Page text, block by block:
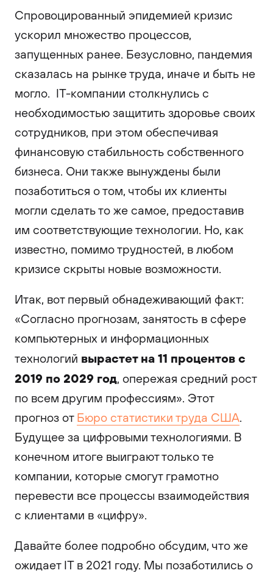
Спровоцированный эпидемией кризис
ускорил множество процессов,
запущенных ранее. Безусловно, пандемия
сказалась на рынке труда, иначе и быть не
могло. IT-компании столкнулись с
необходимостью защитить здоровье своих
сотрудников, при этом обеспечивая
финансовую стабильность собственного
бизнеса. Они также вынуждены были
позаботиться о том, чтобы их клиенты
могли сделать то же самое, предоставив
им соответствующие технологии. Но, как
известно, помимо трудностей, в любом
кризисе скрыты новые возможности.
Итак, вот первый обнадеживающий факт:
«Согласно прогнозам, занятость в сфере
компьютерных и информационных
технологий вырастет на 11 процентов с
2019 по 2029 год, опережая средний рост
по всем другим профессиям». Этот
прогноз от Бюро статистики труда США.
Будущее за цифровыми технологиями. В
конечном итоге выиграют только те
компании, которые смогут грамотно
перевести все процессы взаимодействия
с клиентами в «цифру».
Давайте более подробно обсудим, что же
ожидает IT в 2021 году. Мы позаботились о